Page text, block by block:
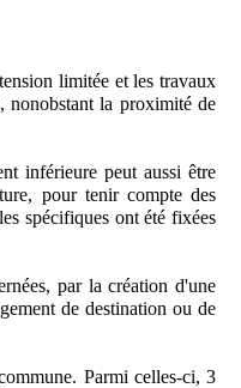
limitée et les travaux
nonobstant la proximité de
inférieure peut aussi être
pour tenir compte des
spécifiques ont été fixées
par la création d'une
de destination ou de
Parmi celles-ci, 3